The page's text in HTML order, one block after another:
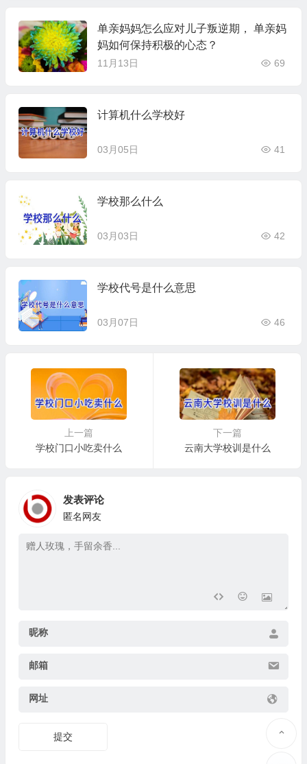
单亲妈妈怎么应对儿子叛逆期， 单亲妈
妈如何保持积极的心态？
11月13日 69
计算机什么学校好
03月05日 41
学校那么什么
03月03日 42
学校代号是什么意思
03月07日 46
上一篇
学校门口小吃卖什么
下一篇
云南大学校训是什么
发表评论
匿名网友
昵称
邮箱
网址
提交